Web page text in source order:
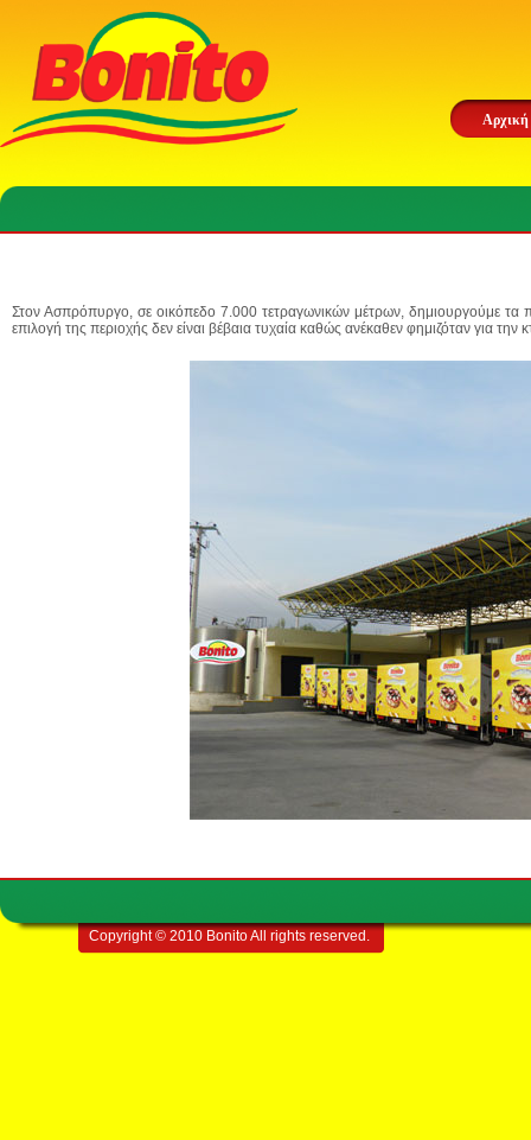
Αρχική
Στον Ασπρόπυργο, σε οικόπεδο 7.000 τετραγωνικών μέτρων, δημιουργούμε τα
επιλογή της περιοχής δεν είναι βέβαια τυχαία καθώς ανέκαθεν φημιζόταν για
Copyright © 2010 Bonito All rights reserved.